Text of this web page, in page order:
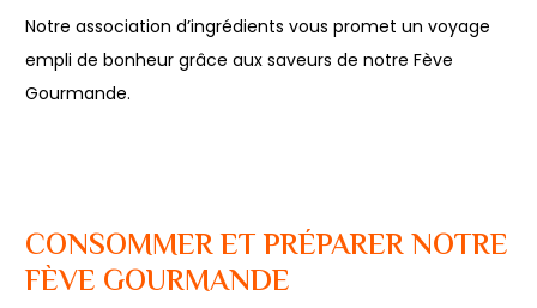
Notre association d’ingrédients vous promet un voyage
empli de bonheur grâce aux saveurs de notre Fève
Gourmande.
CONSOMMER ET PRÉPARER NOTRE
FÈVE GOURMANDE